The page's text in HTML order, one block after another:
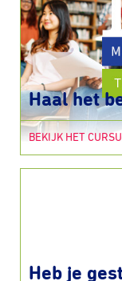
Haal het
BEKIJK HET
Heb je